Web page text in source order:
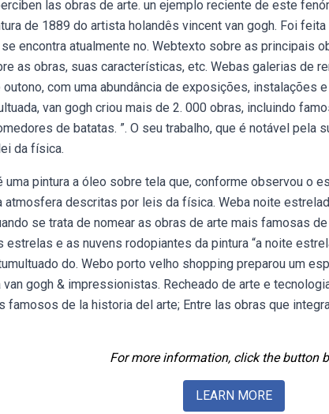
las obras de arte. un ejemplo reciente de este
de 1889 do artista holandês vincent van gogh. Foi
encontra atualmente no. Webtexto sobre as principais
as obras, suas características, etc. Webas galerias de
com uma abundância de exposições, instalações
van gogh criou mais de 2. 000 obras, incluindo
de batatas. ”. O seu trabalho, que é notável
da física.
uma pintura a óleo sobre tela que, conforme observou o
atmosfera descritas por leis da física. Weba noite
se trata de nomear as obras de arte mais famosas
estrelas e as nuvens rodopiantes da pintura “a noite
do. Webo porto velho shopping preparou um
gogh & impressionistas. Recheado de arte e
famosos de la historia del arte; Entre las obras que
For more information, click the button
LEARN MORE